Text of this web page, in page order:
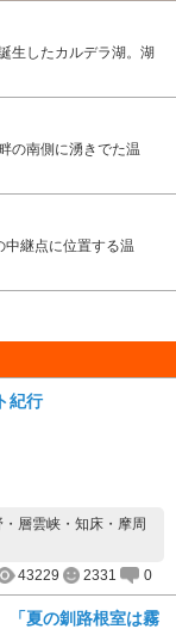
生したカルデラ湖。湖
の南側に湧きでた温
継点に位置する温
紀行
層雲峡・知床・摩周
43229
2331 0
夏の釧路根室は霧